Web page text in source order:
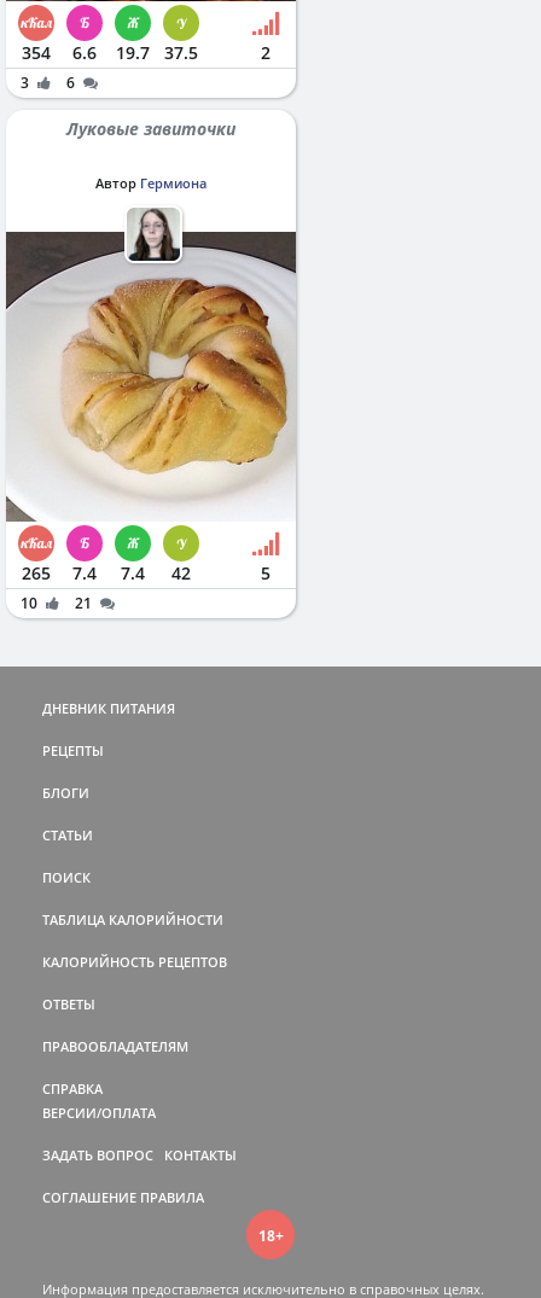
354 6.6 19.7 37.5 2
3 6
Луковые завиточки
Автор Гермиона
265 7.4 7.4 42 5
10 21
ДНЕВНИК ПИТАНИЯ
РЕЦЕПТЫ
БЛОГИ
СТАТЬИ
ПОИСК
ТАБЛИЦА КАЛОРИЙНОСТИ
КАЛОРИЙНОСТЬ РЕЦЕПТОВ
ОТВЕТЫ
ПРАВООБЛАДАТЕЛЯМ
СПРАВКА
ВЕРСИИ/ОПЛАТА
ЗАДАТЬ ВОПРОС КОНТАКТЫ
СОГЛАШЕНИЕ ПРАВИЛА
18+
Информация предоставляется исключительно в справочных целях.